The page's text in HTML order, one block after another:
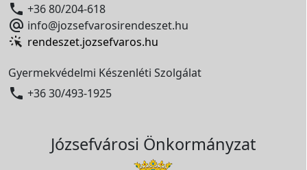
 +36 80/204-618
 info@jozsefvarosirendeszet.hu
rendeszet.jozsefvaros.hu
Gyermekvédelmi Készenléti Szolgálat
 +36 30/493-1925
Józsefvárosi Önkormányzat